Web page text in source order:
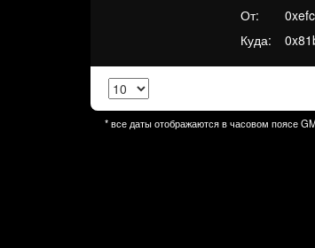
От:
Куда:
* все даты отображаются в часовом поясе